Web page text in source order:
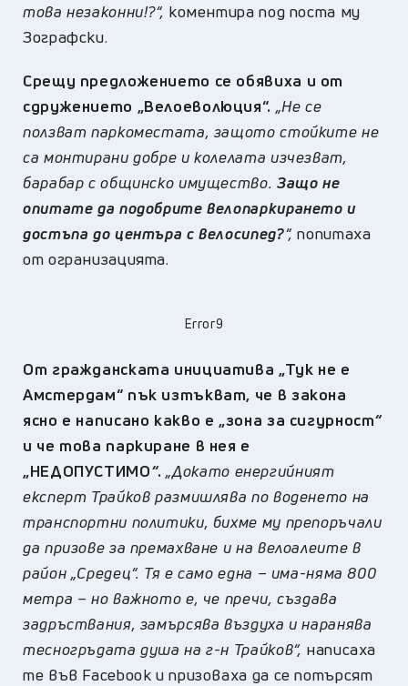
това незаконни!?“, коментира под поста му
Зографски.
Срещу предложението се обявиха и от
сдружението „Велоеволюция“. „Не се
ползват паркоместата, защото стойките не
са монтирани добре и колелата изчезват,
барабар с общинско имущество. Защо не
опитате да подобрите велопаркирането и
достъпа до центъра с велосипед?“, попитаха
от огранизацията.
Error9
От гражданската инициатива „Тук не е
Амстердам“ пък изтъкват, че в закона
ясно е написано какво е „зона за сигурност“
и че това паркиране в нея е
„НЕДОПУСТИМО“.„Докато енергийният
експерт Трайков размишлява по воденето на
транспортни политики, бихме му препоръчали
да призове за премахване и на велоалеите в
район „Средец“. Тя е само една – има-няма 800
метра – но важното е, че пречи, създава
задръствания, замърсява въздуха и наранява
тесногръдата душа на г-н Трайков“, написаха
те във Facebook и призоваха да се потърсят